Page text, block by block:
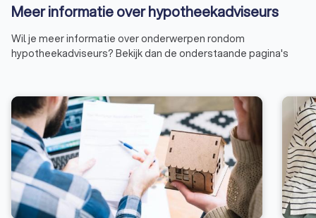
Meer informatie over hypotheekadviseurs
Wil je meer informatie over onderwerpen rondom
hypotheekadviseurs? Bekijk dan de onderstaande pagina's